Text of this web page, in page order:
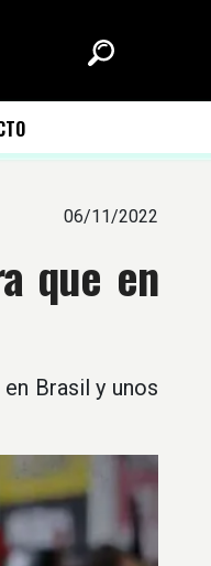
06/11/2022
que en
Brasil y unos